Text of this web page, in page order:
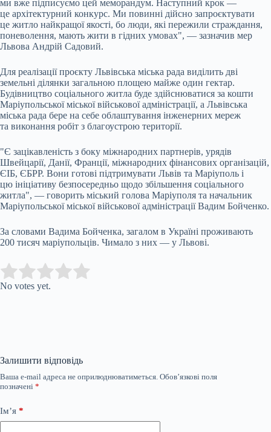
ми вже підписуємо цей меморандум. Наступний крок —
це архітектурний конкурс. Ми повинні дійсно запроєктувати
це житло найкращої якості, бо люди, які пережили страждання,
поневолення, мають жити в гідних умовах", — зазначив мер
Львова Андрій Садовий.
Для реалізації проєкту Львівська міська рада виділить дві
земельні ділянки загальною площею майже один гектар.
Будівництво соціального житла буде здійснюватися за кошти
Маріупольської міської військової адміністрації, а Львівська
міська рада бере на себе облаштування інженерних мереж
та виконання робіт з благоустрою території.
"Є зацікавленість з боку міжнародних партнерів, урядів
Швейцарії, Данії, Франції, міжнародних фінансових організацій,
ЄІБ, ЄБРР. Вони готові підтримувати Львів та Маріуполь і
цю ініціативу безпосередньо щодо збільшення соціального
житла", — говорить міський голова Маріуполя та начальник
Маріупольської міської військової адміністрації Вадим Бойченко.
За словами Вадима Бойченка, загалом в Україні проживають
200 тисяч маріупольців. Чимало з них — у Львові.
Rate this item:
No votes yet.
Залишити відповідь
Ваша e-mail адреса не оприлюднюватиметься. Обов’язкові поля
позначені *
Ім’я *